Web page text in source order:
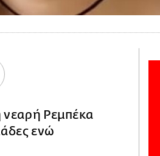
Ρεμπέκα
ενώ